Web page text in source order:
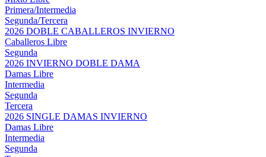
Primera/Intermedia
Segunda/Tercera
2026 DOBLE CABALLEROS INVIERNO
Caballeros Libre
Segunda
2026 INVIERNO DOBLE DAMA
Damas Libre
Intermedia
Segunda
Tercera
2026 SINGLE DAMAS INVIERNO
Damas Libre
Intermedia
Segunda